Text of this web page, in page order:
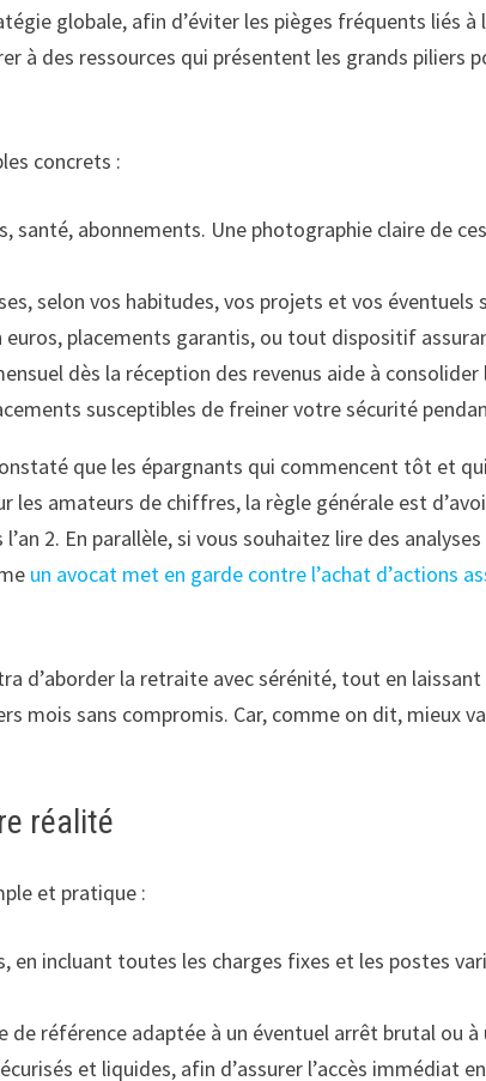
globale, afin d’éviter les pièges fréquents liés
à des ressources qui présentent les grands
concrets :
santé, abonnements. Une photographie claire de
selon vos habitudes, vos projets et vos éventuels
euros, placements garantis, ou tout dispositif
dès la réception des revenus aide à consolider
susceptibles de freiner votre sécurité
que les épargnants qui commencent tôt et
amateurs de chiffres, la règle générale est
2. En parallèle, si vous souhaitez lire des
un avocat met en garde contre l’achat d’actions
d’aborder la retraite avec sérénité, tout en
mois sans compromis. Car, comme on dit, mieux
réalité
et pratique :
en incluant toutes les charges fixes et les postes
référence adaptée à un éventuel arrêt brutal ou
et liquides, afin d’assurer l’accès immédiat